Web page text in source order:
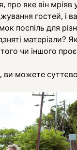
про яке він
гостей, і
поспіль для
матеріали?
чи іншого
ви можете